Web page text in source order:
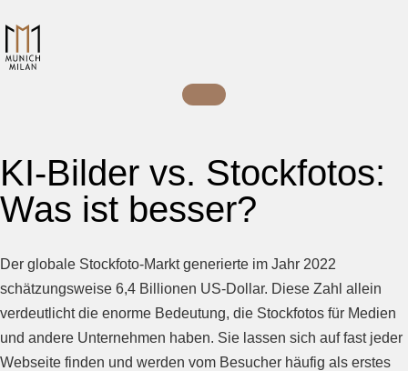
KI-Bilder vs. Stockfotos:
Was ist besser?
Der globale Stockfoto-Markt generierte im Jahr 2022
schätzungsweise 6,4 Billionen US-Dollar. Diese Zahl allein
verdeutlicht die enorme Bedeutung, die Stockfotos für Medien
und andere Unternehmen haben. Sie lassen sich auf fast jeder
Webseite finden und werden vom Besucher häufig als erstes